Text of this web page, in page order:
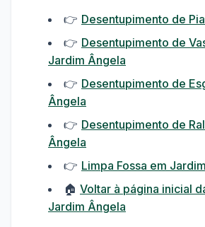
👉 Desentupimento de
👉 Desentupimento de
Jardim Ângela
👉 Desentupimento de
Ângela
👉 Desentupimento de
Ângela
👉 Limpa Fossa em
🏠 Voltar à página inicial
Jardim Ângela